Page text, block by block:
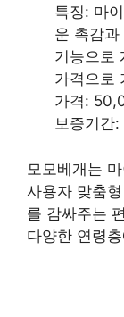
특징: 마
운 촉감
기능으로
가격으로
가격:
보증기간:
모모베개는
사용자 맞춤
를 감싸주는
다양한 연령